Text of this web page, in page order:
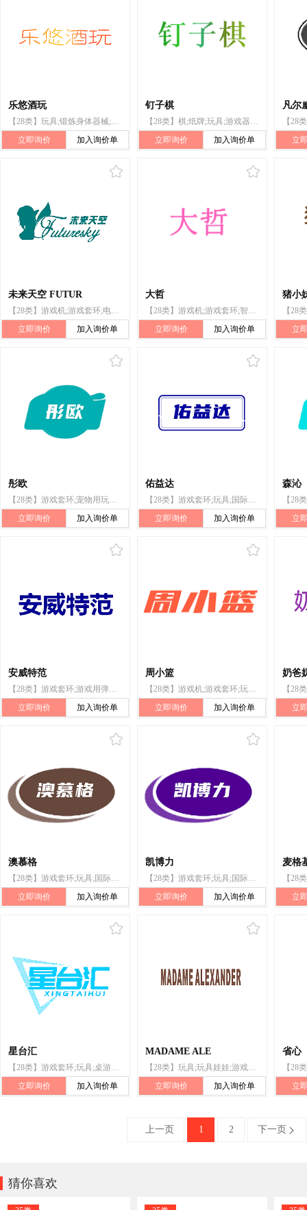
乐悠酒玩
【28类】玩具;锻炼身体器械;游戏器具;智能玩具;游戏机;骰子;骰子杯;魔术器械;扑克牌;游戏套环
立即询价
加入询价单
钉子棋
【28类】棋;纸牌;玩具;游戏器具;游戏机;游戏套环;运动用球;锻炼身体器械;箭弓;体育活动器械
立即询价
加入询价单
凡尔
立
未来天空 FUTUR
【28类】游戏机;游戏套环;电动游艺车;玩具;棋;运动球类;健美器;射箭用器;体育活动器械;溜冰鞋
立即询价
加入询价单
大哲
【28类】游戏机;游戏套环;智能玩具;棋;球网;箭弓;飞镖;旱冰鞋;拳击手套;合成材料制圣诞树
立即询价
加入询价单
猪小
立
彤欧
【28类】游戏套环;宠物用玩具;国际跳棋;体育活动用球;锻炼身体肌肉器械;杠铃;可充气游泳池（娱乐用品）;钓鱼用抄网;球拍手胶;竞技手套
立即询价
加入询价单
佑益达
【28类】游戏套环;玩具;国际跳棋;体育活动器械;可充气游泳池（娱乐用品）;击球手用手套（运动器件）;人造钓鱼饵;球拍手胶;锻炼用固定自行车;体育活动用球
立即询价
加入询价单
森沁
立
安威特范
【28类】游戏套环;游戏用弹子;室内游戏玩具;台球桌;西洋跳棋游戏;木工工具玩具套装;桌上足球用桌;斯诺克台球桌;桌式足球桌;动作玩偶玩具
立即询价
加入询价单
周小篮
【28类】游戏机;游戏套环;玩具;国际跳棋;体育活动用球;运动用球;锻炼身体器械;体育活动器械;护膝（体育用品）;运动用护腕
立即询价
加入询价单
奶爸
立
澳慕格
【28类】游戏套环;玩具;国际跳棋;体育活动用球;锻炼用固定自行车;体育活动器械;可充气游泳池（娱乐用品）;拳击手套;球拍手胶;人造钓鱼饵
立即询价
加入询价单
凯博力
【28类】游戏套环;玩具;国际象棋;体育活动用球;力量训练器械;射箭用器具;飞镖;拳击手套;圣诞树用装饰品（灯、蜡烛和糖果除外）;钓鱼用具
立即询价
加入询价单
麦格
立
星台汇
【28类】游戏套环;玩具;桌游器具;麻将牌;台球;锻炼身体肌肉器械;射箭用器具;体育活动器械;游泳池（娱乐用品）;保护垫（运动服部件）
立即询价
加入询价单
MADAME ALE
【28类】玩具;玩具娃娃;游戏套环;棋;体育活动用球;飞盘;游泳池（娱乐用品）;运动腰带;轮滑鞋;圣诞树用装饰品（照明用物品和糖果除外）
立即询价
加入询价单
省心
立
上一页 1 2 下一页 
猜你喜欢